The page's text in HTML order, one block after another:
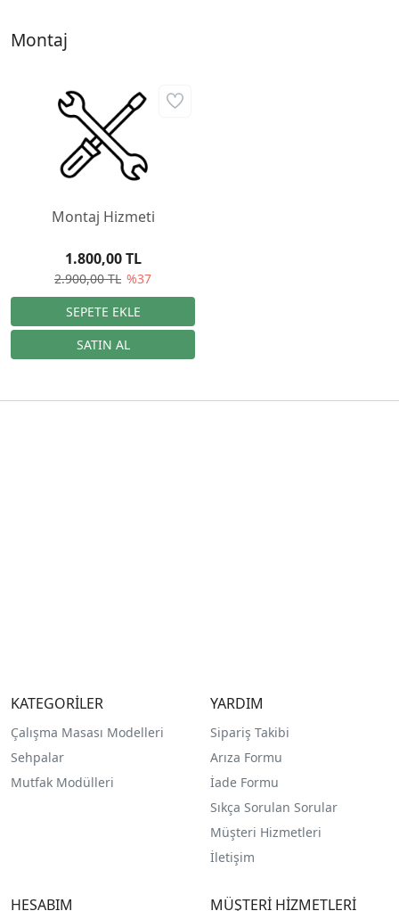
Montaj
Montaj Hizmeti
2.900,00 TL %37
1.800,00 TL
KATEGORİLER
Çalışma Masası Modelleri
Sehpalar
Mutfak Modülleri
YARDIM
Sipariş Takibi
Arıza Formu
İade Formu
Sıkça Sorulan Sorular
Müşteri Hizmetleri
İletişim
HESABIM MÜŞTERİ HİZMETLERİ